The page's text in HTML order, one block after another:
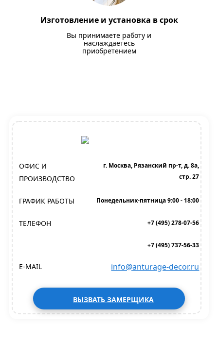
Изготовление и установка в срок
Вы принимаете работу и
наслаждаетесь
приобретением
ОФИС И
ПРОИЗВОДСТВО
г. Москва, Рязанский пр-т, д. 8а,
стр. 27
ГРАФИК РАБОТЫ Понедельник-пятница 9:00 - 18:00
ТЕЛЕФОН +7 (495) 278-07-56
+7 (495) 737-56-33
E-MAIL info@anturage-decor.ru
ВЫЗВАТЬ ЗАМЕРЩИКА